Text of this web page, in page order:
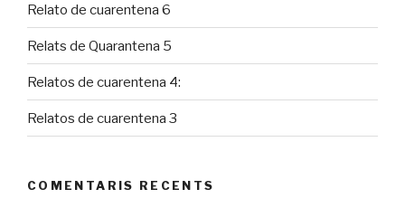
Relato de cuarentena 6
Relats de Quarantena 5
Relatos de cuarentena 4:
Relatos de cuarentena 3
COMENTARIS RECENTS